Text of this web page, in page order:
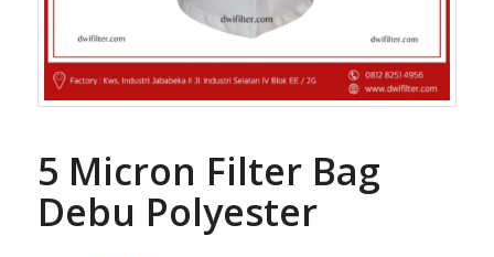
5 Micron Filter Bag
Debu Polyester